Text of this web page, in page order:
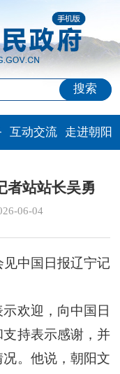
搜索
互动交流 走进朝阳
者站站长吴勇
06-04
中国日报辽宁记
欢迎，向中国日
持表示感谢，并
。他说，朝阳文